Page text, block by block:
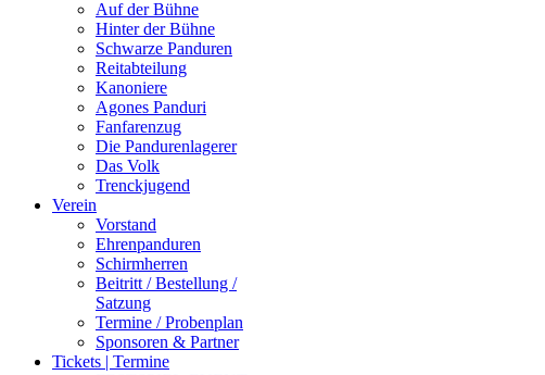
Auf der Bühne
Hinter der Bühne
Schwarze Panduren
Reitabteilung
Kanoniere
Agones Panduri
Fanfarenzug
Die Pandurenlagerer
Das Volk
Trenckjugend
Verein
Vorstand
Ehrenpanduren
Schirmherren
Beitritt / Bestellung /
Satzung
Termine / Probenplan
Sponsoren & Partner
Tickets | Termine